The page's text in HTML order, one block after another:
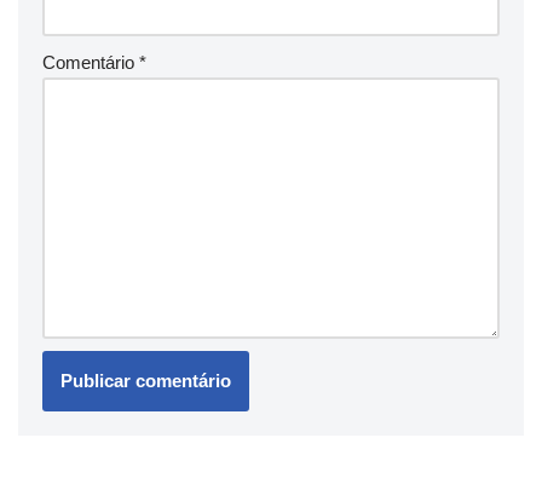
Comentário *